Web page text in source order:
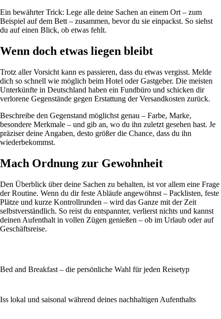
Ein bewährter Trick: Lege alle deine Sachen an einem Ort – zum
Beispiel auf dem Bett – zusammen, bevor du sie einpackst. So siehst
du auf einen Blick, ob etwas fehlt.
Wenn doch etwas liegen bleibt
Trotz aller Vorsicht kann es passieren, dass du etwas vergisst. Melde
dich so schnell wie möglich beim Hotel oder Gastgeber. Die meisten
Unterkünfte in Deutschland haben ein Fundbüro und schicken dir
verlorene Gegenstände gegen Erstattung der Versandkosten zurück.
Beschreibe den Gegenstand möglichst genau – Farbe, Marke,
besondere Merkmale – und gib an, wo du ihn zuletzt gesehen hast. Je
präziser deine Angaben, desto größer die Chance, dass du ihn
wiederbekommst.
Mach Ordnung zur Gewohnheit
Den Überblick über deine Sachen zu behalten, ist vor allem eine Frage
der Routine. Wenn du dir feste Abläufe angewöhnst – Packlisten, feste
Plätze und kurze Kontrollrunden – wird das Ganze mit der Zeit
selbstverständlich. So reist du entspannter, verlierst nichts und kannst
deinen Aufenthalt in vollen Zügen genießen – ob im Urlaub oder auf
Geschäftsreise.
Bed and Breakfast – die persönliche Wahl für jeden Reisetyp
Iss lokal und saisonal während deines nachhaltigen Aufenthalts